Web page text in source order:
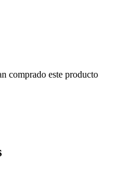
comprado este producto